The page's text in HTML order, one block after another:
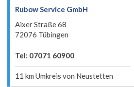
Rubow Service GmbH
Aixer Straße 68
72076 Tübingen
Tel: 07071 60900
11 km Umkreis von Neustetten